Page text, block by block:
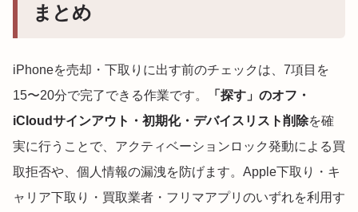
まとめ
iPhoneを売却・下取りに出す前のチェックは、7項目を
15〜20分で完了できる作業です。
「探す」のオフ・
iCloudサインアウト・初期化・デバイスリスト削除を確
実に行うことで、アクティベーションロック発動による買
取拒否や、個人情報の漏洩を防げます。Apple下取り・キ
ャリア下取り・買取業者・フリマアプリのいずれを利用す